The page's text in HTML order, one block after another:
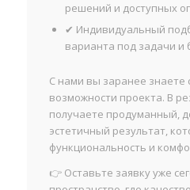
решений и доступных
✔ Индивидуальный
варианта под задачи и
С нами вы заранее знаете
возможности проекта. В
получаете продуманный,
эстетичный результат,
функциональность и
👉 Оставьте заявку уже